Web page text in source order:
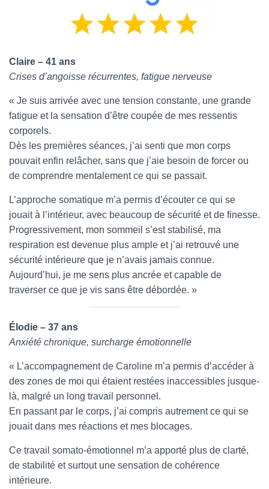
Claire – 41 ans
Crises d’angoisse récurrentes, fatigue nerveuse
« Je suis arrivée avec une tension constante, une grande
fatigue et la sensation d’être coupée de mes ressentis
corporels.
Dès les premières séances, j’ai senti que mon corps
pouvait enfin relâcher, sans que j’aie besoin de forcer ou
de comprendre mentalement ce qui se passait.
L’approche somatique m’a permis d’écouter ce qui se
jouait à l’intérieur, avec beaucoup de sécurité et de finesse.
Progressivement, mon sommeil s’est stabilisé, ma
respiration est devenue plus ample et j’ai retrouvé une
sécurité intérieure que je n’avais jamais connue.
Aujourd’hui, je me sens plus ancrée et capable de
traverser ce que je vis sans être débordée. »
Élodie – 37 ans
Anxiété chronique, surcharge émotionnelle
« L’accompagnement de Caroline m’a permis d’accéder à
des zones de moi qui étaient restées inaccessibles jusque-
là, malgré un long travail personnel.
En passant par le corps, j’ai compris autrement ce qui se
jouait dans mes réactions et mes blocages.
Ce travail somato-émotionnel m’a apporté plus de clarté,
de stabilité et surtout une sensation de cohérence
intérieure.